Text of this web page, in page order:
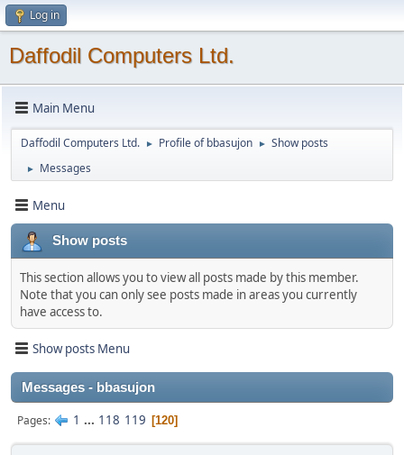
Log in
Daffodil Computers Ltd.
Main Menu
Daffodil Computers Ltd. ► Profile of bbasujon ► Show posts
► Messages
Menu
Show posts
This section allows you to view all posts made by this member.
Note that you can only see posts made in areas you currently
have access to.
Show posts Menu
Messages - bbasujon
Pages 1 ... 118 119 120